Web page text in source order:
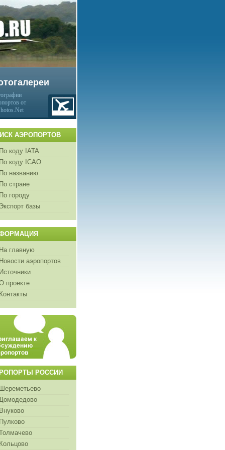
от
АЭРОПОРТОВ
По коду IATA
По коду ICAO
По названию
По стране
По городу
Экспорт базы
На главную
Новости аэропортов
Источники
проекте
Контакты
РОССИИ
Шереметьево
Внуково
Пулково
Кольцово